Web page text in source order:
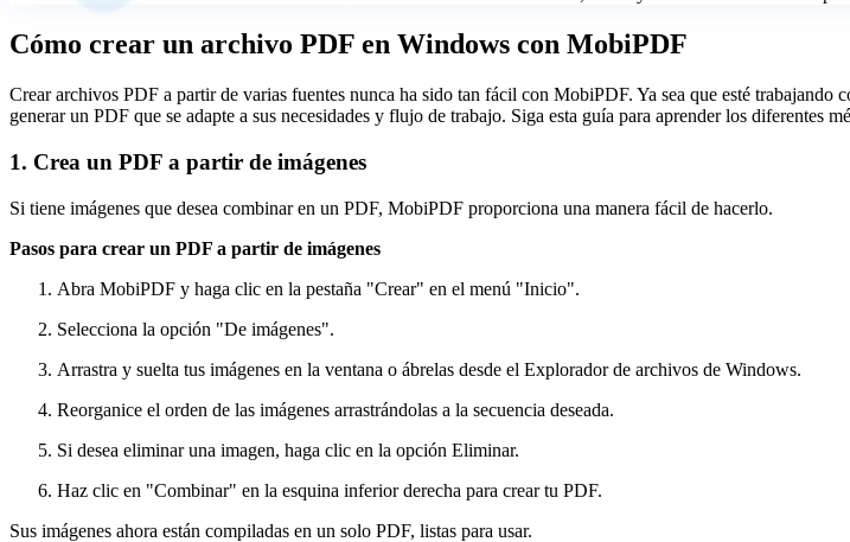
Cómo crear un archivo PDF en Windows con MobiPDF
Crear archivos PDF a partir de varias fuentes nunca ha sido tan fácil con MobiPDF. Ya sea que esté
generar un PDF que se adapte a sus necesidades y flujo de trabajo. Siga esta guía para aprender los diferentes
1. Crea un PDF a partir de imágenes
Si tiene imágenes que desea combinar en un PDF, MobiPDF proporciona una manera fácil de hacerlo.
Pasos para crear un PDF a partir de imágenes
Abra MobiPDF y haga clic en la pestaña "Crear" en el menú "Inicio".
Selecciona la opción "De imágenes".
Arrastra y suelta tus imágenes en la ventana o ábrelas desde el Explorador de archivos de Windows.
Reorganice el orden de las imágenes arrastrándolas a la secuencia deseada.
Si desea eliminar una imagen, haga clic en la opción Eliminar.
Haz clic en "Combinar" en la esquina inferior derecha para crear tu PDF.
Sus imágenes ahora están compiladas en un solo PDF, listas para usar.